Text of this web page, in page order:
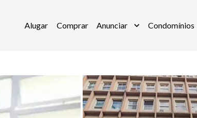
Alugar Comprar Anunciar Condomínios